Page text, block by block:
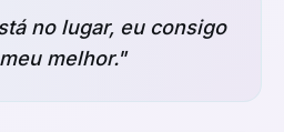
no lugar, eu consigo
melhor."